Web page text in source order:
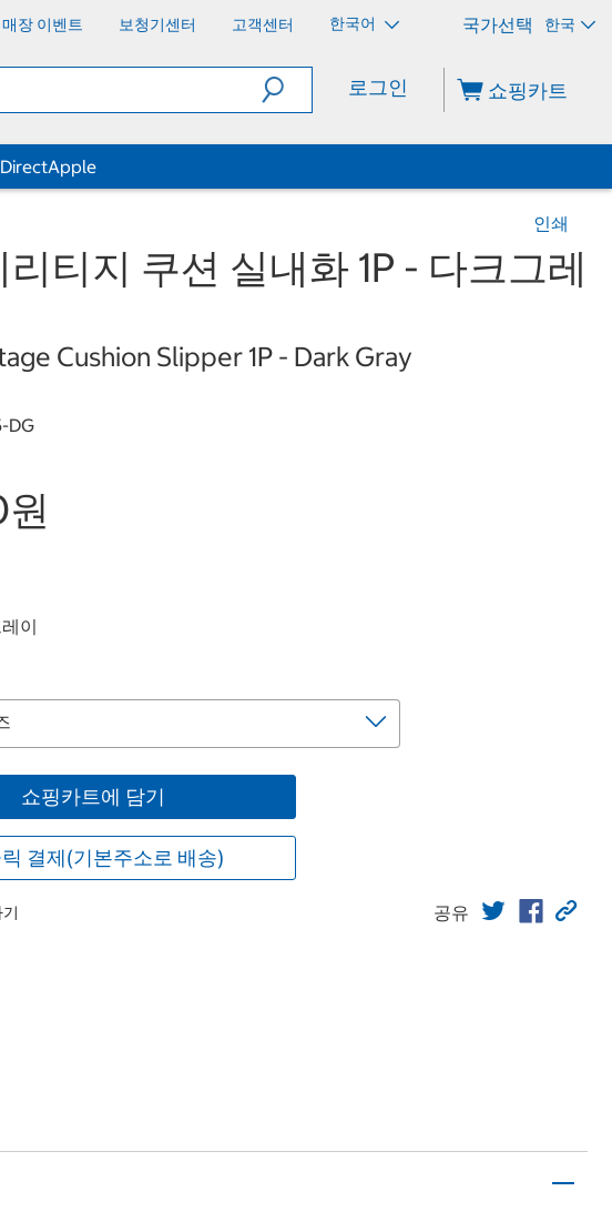
매장 이벤트 보청기센터 고객센터 한국어 한국
로그인 쇼핑카트
Apple
인쇄
리티지 쿠션 실내화 1P - 다크그레
Cushion Slipper 1P - Dark Gray
DG
이
쇼핑카트에 담기
결제(기본주소로 배송)
공유